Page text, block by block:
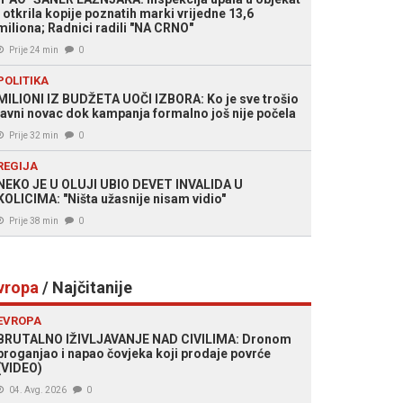
otkrila kopije poznatih marki vrijedne 13,6
Radnici radili "NA CRNO"
Prije 24 min 0
IZ BUDŽETA UOČI IZBORA: Ko je sve trošio
novac dok kampanja formalno još nije počela
Prije 32 min 0
JE U OLUJI UBIO DEVET INVALIDA U
"Ništa užasnije nisam vidio"
Prije 38 min 0
/ Najčitanije
IŽIVLJAVANJE NAD CIVILIMA: Dronom
i napao čovjeka koji prodaje povrće
04. Avg. 2026 0